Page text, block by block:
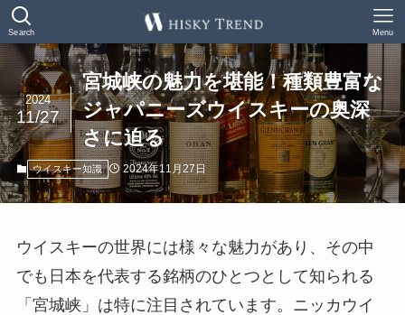
Search Menu
宮城峡の魅力を堪能！種類豊富な
ジャパニーズウイスキーの奥深
さに迫る
2024
11/27
ウイスキー知識 2024年11月27日
ウイスキーの世界には様々な魅力があり、その中
でも日本を代表する銘柄のひとつとして知られる
「宮城峡」は特に注目されています。ニッカウイ